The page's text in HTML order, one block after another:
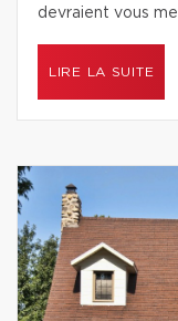
devraient vous
LIRE LA SUITE